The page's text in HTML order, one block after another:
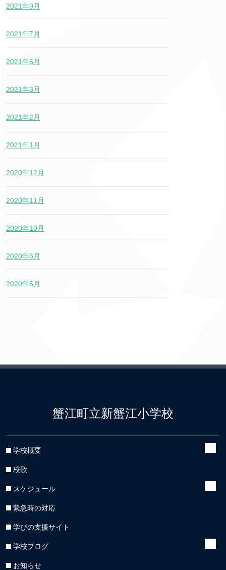
2021年9月
2021年7月
2021年5月
2021年3月
2021年2月
2021年1月
2020年12月
2020年11月
2020年10月
2020年6月
2020年5月
蟹江町立新蟹江小学校
学校概要
校歌
スケジュール
緊急時の対応
学びの支援サイト
学校ブログ
お知らせ